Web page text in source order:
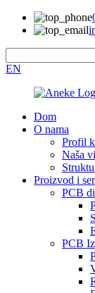
EN
Dom
O nama
Profil
Naša
Proizvod i
PCB
PCB